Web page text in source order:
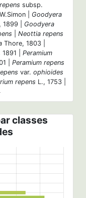
subsp.
| Goodyera
1899 | Goodyera
Neottia repens
Thore, 1803 |
| Peramium
| Peramium repens
var. ophioides
repens L., 1753 |
classes